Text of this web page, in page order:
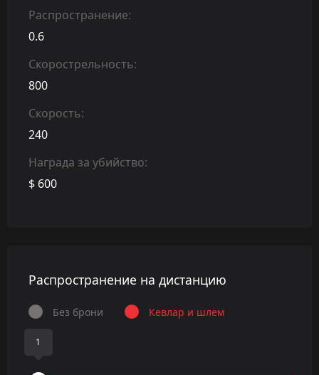
Распространение:
0.6
Скорострельность:
800
Скорость:
240
Награда за убийство:
$ 600
Распространение на дистанцию
Без брони Кевлар и шлем
1